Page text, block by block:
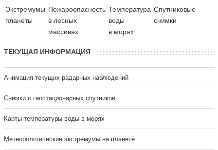
Экстремумы
планеты
Пожароопасность
в лесных
массивах
Температура
воды
в морях
Cпутниковые
снимки
ТЕКУЩАЯ ИНФОРМАЦИЯ
Анимация текущих радарных наблюдений
Cнимки с геостационарных спутников
Карты температуры воды в морях
Метеорологические экстремумы на планете